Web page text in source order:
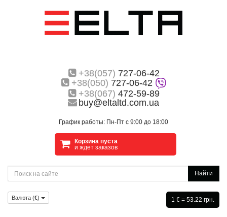
+38(057) 727-06-42
+38(050) 727-06-42
+38(067) 472-59-89
buy@eltaltd.com.ua
График работы: Пн-Пт с 9:00 до 18:00
Корзина пуста
и ждет заказов
Найти
Валюта (€) 1 € = 53.22 грн.